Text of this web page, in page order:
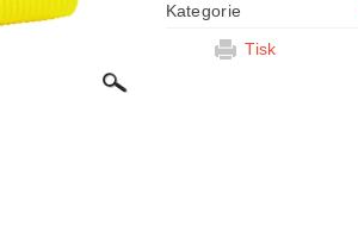
Kategorie
Tisk